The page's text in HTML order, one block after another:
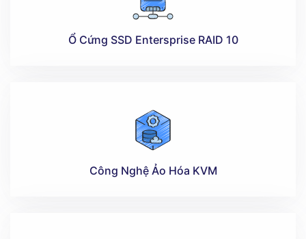
Ổ Cứng SSD Entersprise RAID 10
Công Nghệ Ảo Hóa KVM